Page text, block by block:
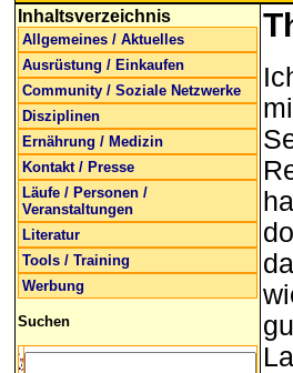
Inhaltsverzeichnis
Allgemeines / Aktuelles
Ausrüstung / Einkaufen
Community / Soziale Netzwerke
Disziplinen
Ernährung / Medizin
Kontakt / Presse
Läufe / Personen /
Veranstaltungen
Literatur
Tools / Training
Werbung
Suchen